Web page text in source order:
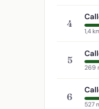
4
1,4
5
269
6
527